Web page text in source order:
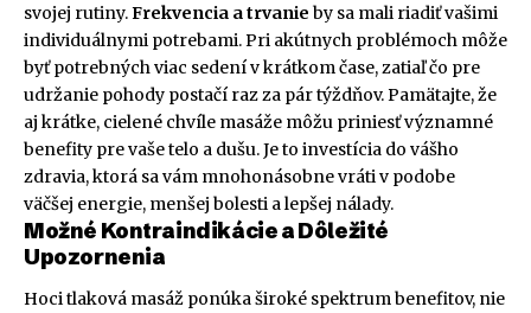
svojej rutiny.Frekvencia a trvanie by sa mali riadiť vašimi
individuálnymi potrebami. Pri akútnych problémoch môže
byť potrebných viac sedení v krátkom čase, zatiaľ čo pre
udržanie pohody postačí raz za pár týždňov. Pamätajte, že
aj krátke, cielené chvíle masáže môžu priniesť významné
benefity pre vaše telo a dušu. Je to investícia do vášho
zdravia, ktorá sa vám mnohonásobne vráti v podobe
väčšej energie, menšej bolesti a lepšej nálady.
Možné Kontraindikácie a Dôležité
Upozornenia
Hoci tlaková masáž ponúka široké spektrum benefitov, nie